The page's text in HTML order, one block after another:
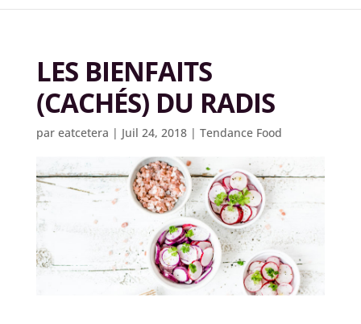
LES BIENFAITS
(CACHÉS) DU RADIS
par eatcetera | Juil 24, 2018| Tendance Food